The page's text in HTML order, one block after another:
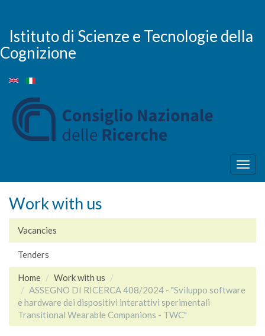
main
content
Istituto di Scienze e Tecnologie della
Cognizione
Work with us
Vacancies
Tenders
Home
Work with us
ASSEGNO DI RICERCA 408/2024 - "Sviluppo software
e hardware dei dispositivi interattivi sperimentali
Transitional Wearable Companions - TWC"